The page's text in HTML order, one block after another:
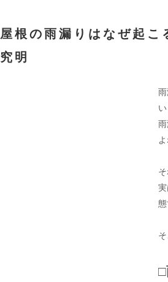
屋根の雨漏りはなぜ起こ
究明
よ
態